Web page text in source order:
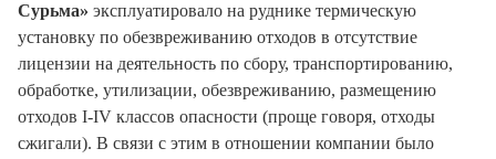
Сурьма» эксплуатировало на руднике термическую
установку по обезвреживанию отходов в отсутствие
лицензии на деятельность по сбору, транспортированию,
обработке, утилизации, обезвреживанию, размещению
отходов I-IV классов опасности (проще говоря, отходы
сжигали). В связи с этим в отношении компании было